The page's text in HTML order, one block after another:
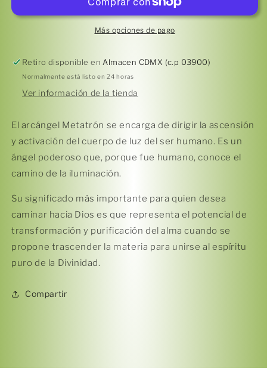
/
(grande
/
dorado)
Más opciones de pago
Retiro disponible enAlmacen CDMX (c.p 03900)
Normalmente está listo en 24 horas
Ver información de la tienda
El arcángel Metatrón se encarga de dirigir la ascensión
y activación del cuerpo de luz del ser humano. Es un
ángel poderoso que, porque fue humano, conoce el
camino de la iluminación.
Su significado más importante para quien desea
caminar hacia Dios es que representa el potencial de
transformación y purificación del alma cuando se
propone trascender la materia para unirse al espíritu
puro de la Divinidad.
Compartir
Compra ahora y paga a meses
Agrega tu producto al carrito yelige
pagar con Meses sin Tarjeta.
2 En tu cuenta de Mercado Pago,elige
la cantidad de meses y confirma.
3 Paga mes a mes